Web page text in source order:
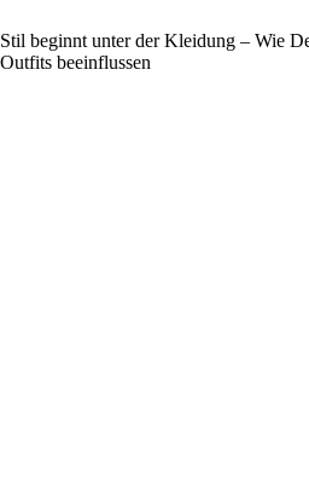
Stil beginnt unter der Kleidung – Wie
Outfits beeinflussen